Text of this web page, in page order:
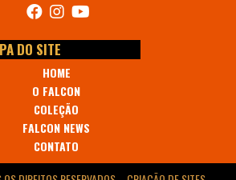
DO SITE
HOME
O FALCON
COLEÇÃO
FALCON NEWS
CONTATO